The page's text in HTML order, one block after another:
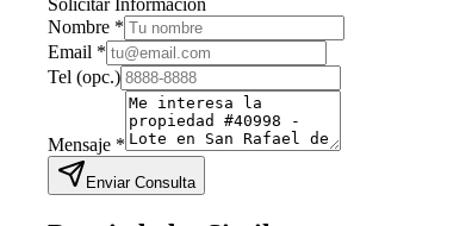
Solicitar Información
Nombre *
Email *
Tel (opc.)
Mensaje *
Enviar Consulta